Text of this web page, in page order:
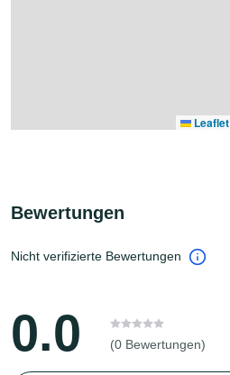
Leaflet
Bewertungen
Nicht verifizierte Bewertungen
0.0 (0 Bewertungen)